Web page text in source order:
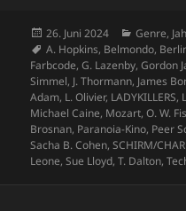
Veröffentlicht
am
26. Juni 2024 Genre,
Schlagwörter
A. Hopkins, Belmondo,
Farbcode,G. Lazenby,Gordon
Simmel, J. Thormann, James
Adam, L. Olivier, LADYKILLERS,
Michael Caine, Mozart,O. W.
Brosnan, Paranoia-Kino, Peer
Sacha B. Cohen,SCHIRM/
Leone,Sue Lloyd,T. Dalton,